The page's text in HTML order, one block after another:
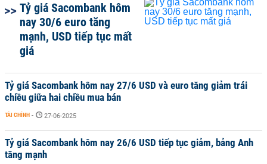
Tỷ giá Sacombank hôm
nay 30/6 euro tăng
mạnh, USD tiếp tục mất
giá
Tỷ giá Sacombank hôm nay 27/6 USD và euro tăng giảm trái
chiều giữa hai chiều mua bán
TÀI CHÍNH - 27-06-2025
Tỷ giá Sacombank hôm nay 26/6 USD tiếp tục giảm, bảng Anh
tăng mạnh